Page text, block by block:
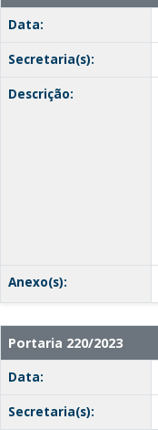
Data:
Secretaria(s):
Descrição:
Anexo(s):
Portaria 220/2023
Data:
Secretaria(s):